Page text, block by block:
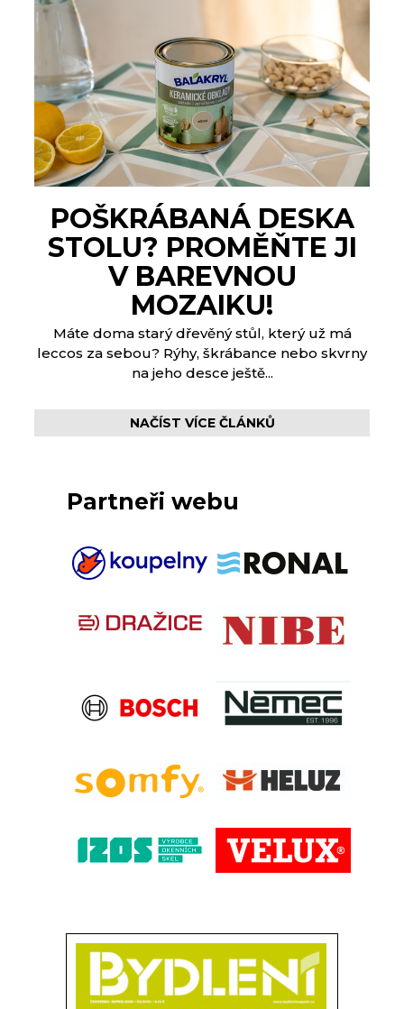
POŠKRÁBANÁ DESKA
STOLU? PROMĚŇTE JI
V BAREVNOU
MOZAIKU!
Máte doma starý dřevěný stůl, který už má
leccos za sebou? Rýhy, škrábance nebo skvrny
na jeho desce ještě...
NAČÍST VÍCE ČLÁNKŮ
Partneři webu